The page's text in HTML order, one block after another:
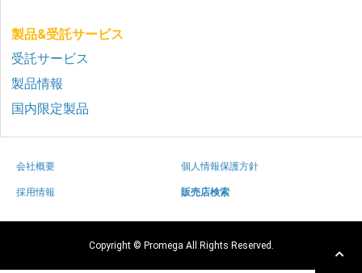
製品&受託サービス
受託サービス
製品情報
国内限定製品
会社概要 個人情報保護方針
採用情報 販売店検索
Copyright © Promega All Rights Reserved.